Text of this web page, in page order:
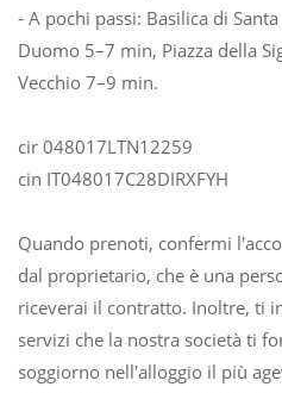
- A pochi passi: Basilica di
Duomo 5–7 min, Piazza della
Vecchio 7–9 min.
cir 048017LTN12259
cin IT048017C28DIRXFYH
Quando prenoti, confermi
dal proprietario, che è una
riceverai il contratto. Inoltre, ti
servizi che la nostra società ti
soggiorno nell'alloggio il più